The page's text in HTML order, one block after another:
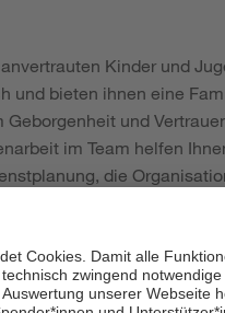
Kinder und
und bieten ihnen eine
und
im Team helfen
die
mit...